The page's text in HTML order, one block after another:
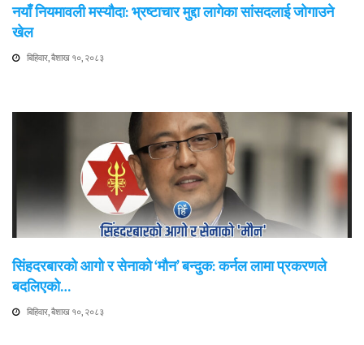
नयाँ नियमावली मस्यौदा: भ्रष्टाचार मुद्दा लागेका सांसदलाई जोगाउने
खेल
बिहिवार, बैशाख १०, २०८३
सिंहदरबारको आगो र सेनाको ‘मौन’ बन्दुक: कर्नल लामा प्रकरणले
बदलिएको…
बिहिवार, बैशाख १०, २०८३